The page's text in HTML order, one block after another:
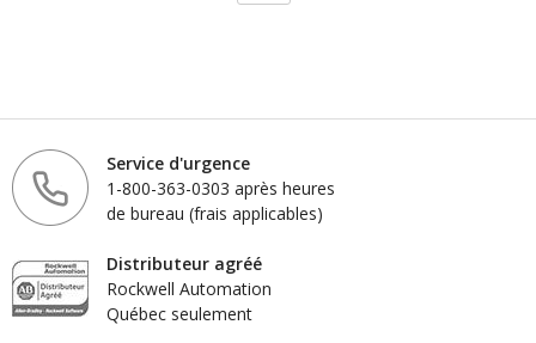
Service d'urgence
1-800-363-0303 après heures
de bureau (frais applicables)
Distributeur agréé
Rockwell Automation
Québec seulement